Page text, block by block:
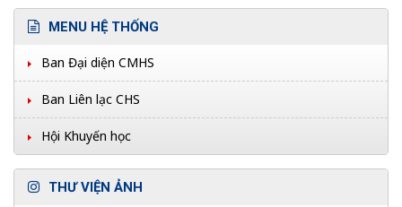
MENU HỆ THỐNG
Ban Đại diện CMHS
Ban Liên lạc CHS
Hội Khuyến học
THƯ VIỆN ẢNH